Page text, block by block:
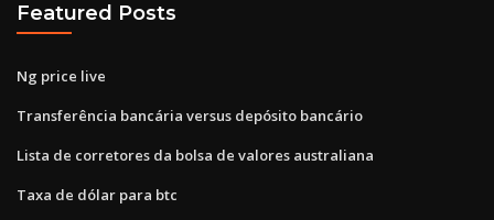
Featured Posts
Ng price live
Transferência bancária versus depósito bancário
Lista de corretores da bolsa de valores australiana
Taxa de dólar para btc